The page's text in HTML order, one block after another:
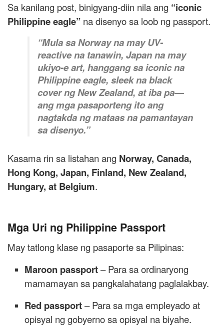
Sa kanilang post, binigyang-diin nila ang “iconic
Philippine eagle” na disenyo sa loob ng passport.
“Mula sa Norway na may UV-
reactive na tanawin, Japan na may
ukiyo-e art, hanggang sa iconic na
Philippine eagle, sleek na black
cover ng New Zealand, at iba pa—
ang mga pasaporteng ito ang
nagtakda ng mataas na pamantayan
sa disenyo.”
Kasama rin sa listahan ang Norway, Canada,
Hong Kong, Japan, Finland, New Zealand,
Hungary, at Belgium.
Mga Uri ng Philippine Passport
May tatlong klase ng pasaporte sa Pilipinas:
Maroon passport– Para sa ordinaryong
mamamayan sa pangkalahatang paglalakbay.
Red passport– Para sa mga empleyado at
opisyal ng gobyerno sa opisyal na biyahe.